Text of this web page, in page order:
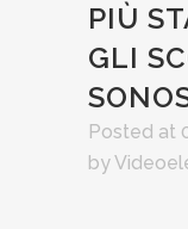
PIÙ
GLI
Posted at
by